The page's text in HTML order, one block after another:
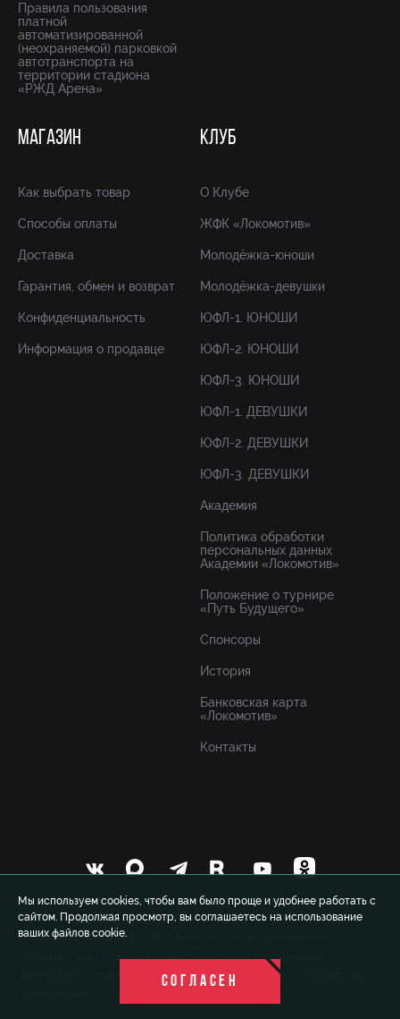
Мы используем cookies, чтобы вам было проще и удобнее работать с
сайтом. Продолжая просмотр, вы соглашаетесь на использование
ваших файлов cookie.
СОГЛАСЕН
Правила пользования
платной
автоматизированной
(неохраняемой) парковкой
автотранспорта на
территории стадиона
«РЖД Арена»
МАГАЗИН
Как выбрать товар
Способы оплаты
Доставка
Гарантия, обмен и возврат
Конфиденциальность
Информация о продавце
КЛУБ
О Клубе
ЖФК «Локомотив»
Молодёжка-юноши
Молодёжка-девушки
ЮФЛ-1. ЮНОШИ
ЮФЛ-2. ЮНОШИ
ЮФЛ-3. ЮНОШИ
ЮФЛ-1. ДЕВУШКИ
ЮФЛ-2. ДЕВУШКИ
ЮФЛ-3. ДЕВУШКИ
Академия
Политика обработки
персональных данных
Академии «Локомотив»
Положение о турнире
«Путь Будущего»
Спонсоры
История
Банковская карта
«Локомотив»
Контакты
© 1999-2026 FCLM.RU Футбольный клуб «Локомотив»
Москва. При полном или частичном использовании
материалов ссылка на официальный сайт ФК «Локомотив»